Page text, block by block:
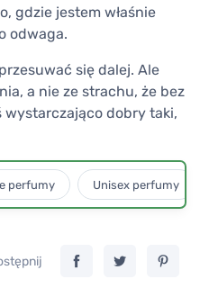
gdzie jestem właśnie
odwaga.
się dalej. Ale
a nie ze strachu, że bez
wystarczająco dobry taki,
perfumy Unisex perfumy